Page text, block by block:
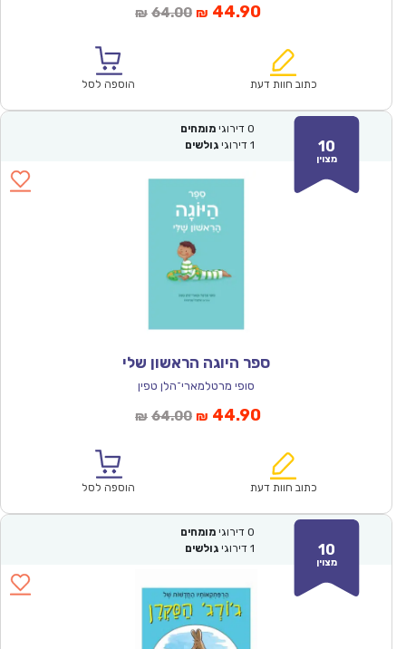
₪ 64.00המחיר
₪64.00.
₪ 44.90המחיר
הוא:
כתוב חוות דעת הוספה לסל
10
מצוין
0 דירוגי מומחים
1 דירוגי גולשים
ספר היוגה הראשון שלי
סופי מרטלמארי־הלן טפין
₪ 64.00המחיר
₪64.00.
₪ 44.90המחיר
הוא:
כתוב חוות דעת הוספה לסל
10
מצוין
0 דירוגי מומחים
1 דירוגי גולשים